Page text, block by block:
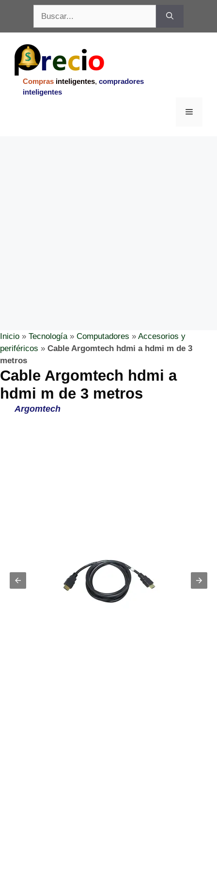
contenido
Compras inteligentes, compradores
inteligentes
Menu
Inicio » Tecnología» Computadores » Accesorios y
periféricos » Cable Argomtech hdmi a hdmi m de 3
metros
Cable Argomtech hdmi a
hdmi m de 3 metros
Argomtech